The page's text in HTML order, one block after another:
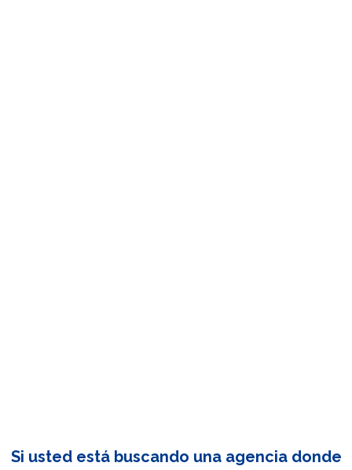
Si usted está buscando una agencia donde